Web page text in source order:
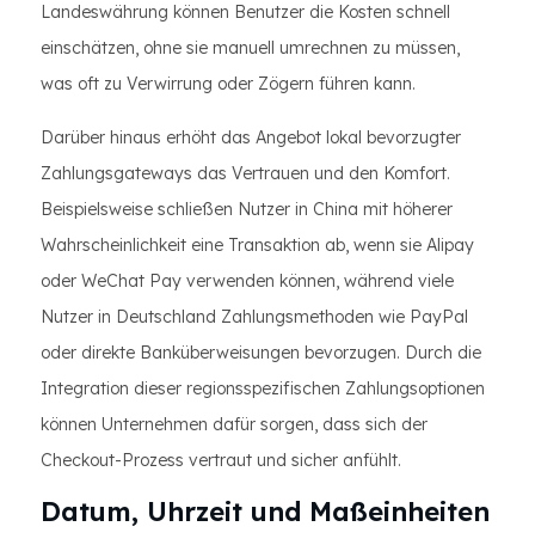
Landeswährung können Benutzer die Kosten schnell
einschätzen, ohne sie manuell umrechnen zu müssen,
was oft zu Verwirrung oder Zögern führen kann.
Darüber hinaus erhöht das Angebot lokal bevorzugter
Zahlungsgateways das Vertrauen und den Komfort.
Beispielsweise schließen Nutzer in China mit höherer
Wahrscheinlichkeit eine Transaktion ab, wenn sie Alipay
oder WeChat Pay verwenden können, während viele
Nutzer in Deutschland Zahlungsmethoden wie PayPal
oder direkte Banküberweisungen bevorzugen. Durch die
Integration dieser regionsspezifischen Zahlungsoptionen
können Unternehmen dafür sorgen, dass sich der
Checkout-Prozess vertraut und sicher anfühlt.
Datum, Uhrzeit und Maßeinheiten